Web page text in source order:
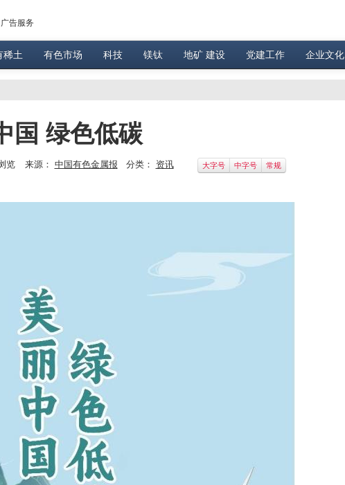
广告服务
稀土 有色市场 科技 镁钛 地矿 建设 党建工作 企业文化
国 绿色低碳
览 来源： 中国有色金属报 分类： 资讯 大字号 中字号 常规